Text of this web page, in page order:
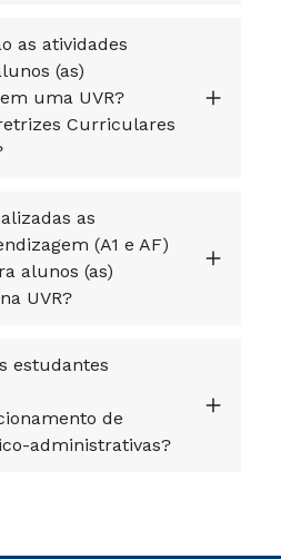
as atividades
(as)
uma UVR?
Curriculares
as
(A1 e AF)
alunos (as)
UVR?
estudantes
de
administrativas?